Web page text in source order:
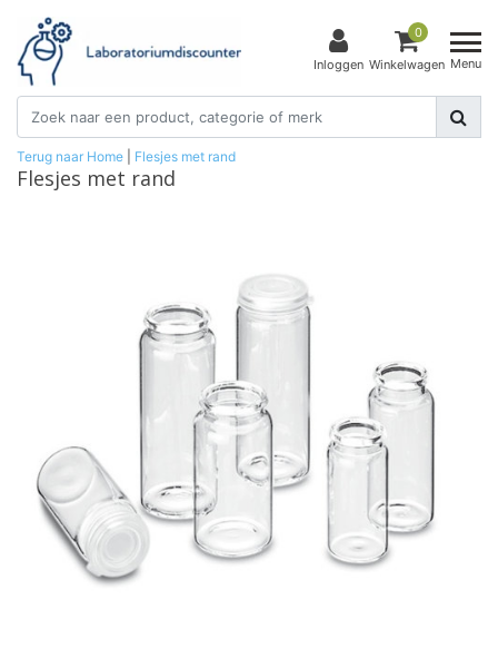
Inloggen
0
Winkelwagen Menu
Terug naar Home Flesjes met rand
Flesjes met rand